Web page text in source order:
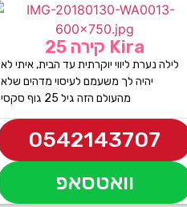
קירה 25 Kira
לילה נערת ליווי יוקרתית עד הבית, איתי לא
יהיה לך משעמם לעיסוי מדהים שלא
מהעולם הזה גיל 25 גוף סקסי
0542143707
וואטסאפ